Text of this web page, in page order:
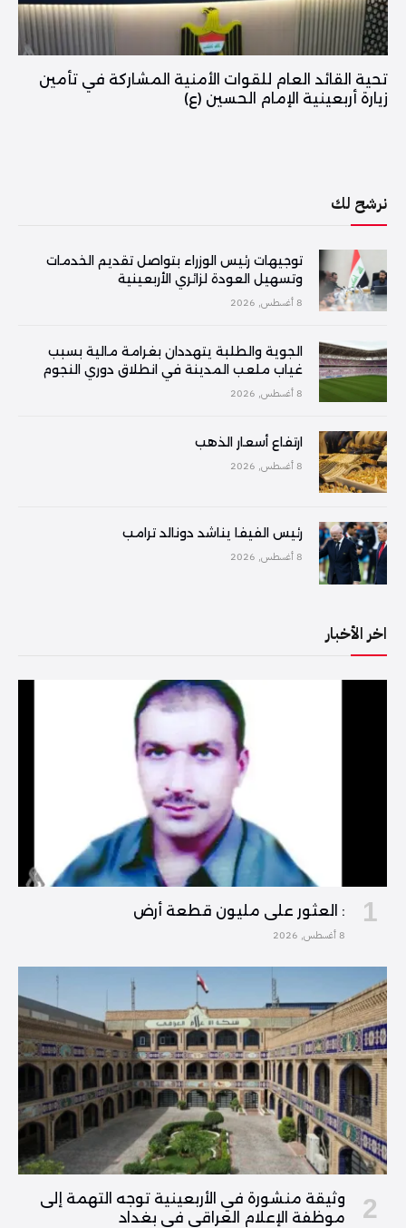
تحية القائد العام للقوات الأمنية المشاركة في تأمين
زيارة أربعينية الإمام الحسين (ع)
نرشح لك
توجيهات رئيس الوزراء بتواصل تقديم الخدمات
وتسهيل العودة لزائري الأربعينية
8 أغسطس, 2026
الجوية والطلبة يتهددان بغرامة مالية بسبب
غياب ملعب المدينة في انطلاق دوري النجوم
8 أغسطس, 2026
ارتفاع أسعار الذهب
8 أغسطس, 2026
رئيس الفيفا يناشد دونالد ترامب
8 أغسطس, 2026
اخر الأخبار
: العثور على مليون قطعة أرض
8 أغسطس, 2026
وثيقة منشورة في الأربعينية توجه التهمة إلى
موظفة الإعلام العراقي في بغداد